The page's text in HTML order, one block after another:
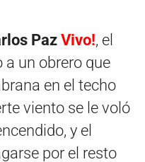
Paz Vivo!, el
un obrero que
en el techo
viento se le voló
y el
por el resto